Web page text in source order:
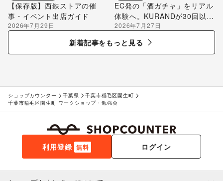
【保存版】西鉄ストアの催
事・イベント出店ガイド
2026年7月29日
EC発の「酒ガチャ」をリアル
体験へ。KURANDが30回以上
のポップアップ出店で届け
る“新しいお酒との出会い”
2026年7月27日
新着記事をもっと見る
ショップカウンター 千葉県
千葉市稲毛区園生町
千葉市稲毛区園生町 ワークショップ・勉強会
利用登録 無料 ログイン